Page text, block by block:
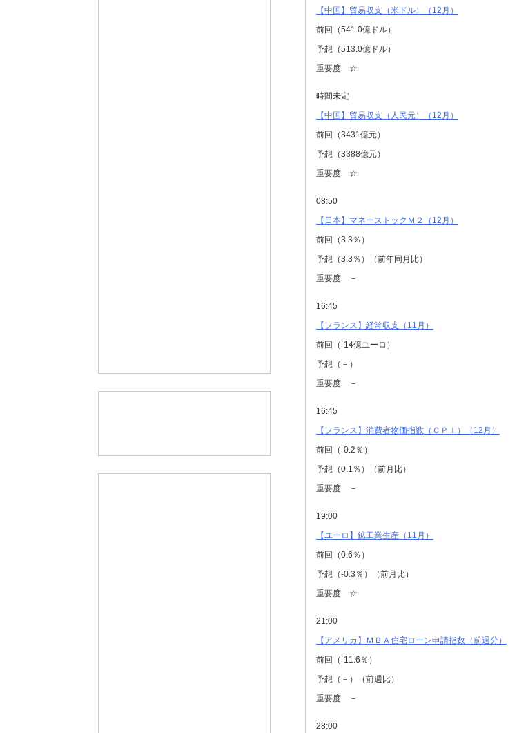
【中国】貿易収支（米ドル）（12月）
前回（541.0億ドル）
予想（513.0億ドル）
重要度 ☆
時間未定
【中国】貿易収支（人民元）（12月）
前回（3431億元）
予想（3388億元）
重要度 ☆
08:50
【日本】マネーストックＭ２（12月）
前回（3.3％）
予想（3.3％）（前年同月比）
重要度 －
16:45
【フランス】経常収支（11月）
前回（-14億ユーロ）
予想（－）
重要度 －
16:45
【フランス】消費者物価指数（ＣＰＩ）（12月）
前回（-0.2％）
予想（0.1％）（前月比）
重要度 －
19:00
【ユーロ】鉱工業生産（11月）
前回（0.6％）
予想（-0.3％）（前月比）
重要度 ☆
21:00
【アメリカ】ＭＢＡ住宅ローン申請指数（前週分）
前回（-11.6％）
予想（－）（前週比）
重要度 －
28:00